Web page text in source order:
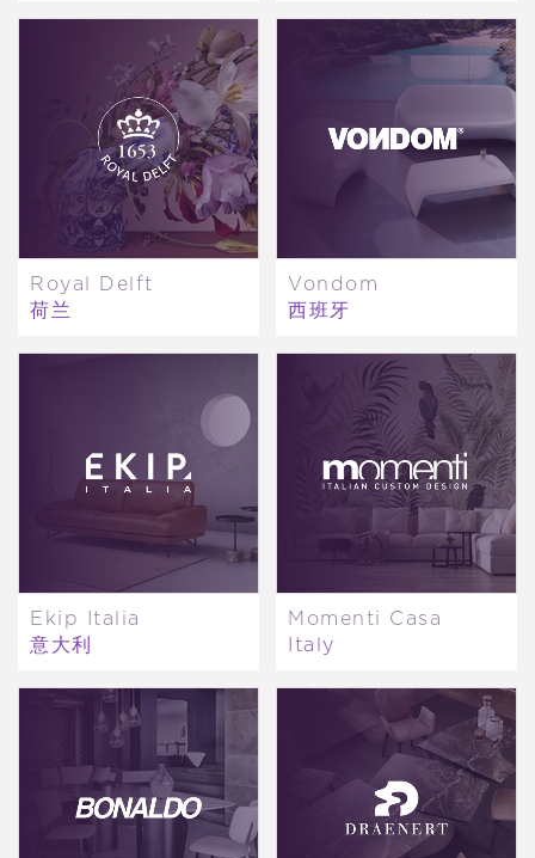
Royal Delft
荷兰
Vondom
西班牙
Ekip Italia
意大利
Momenti Casa
Italy